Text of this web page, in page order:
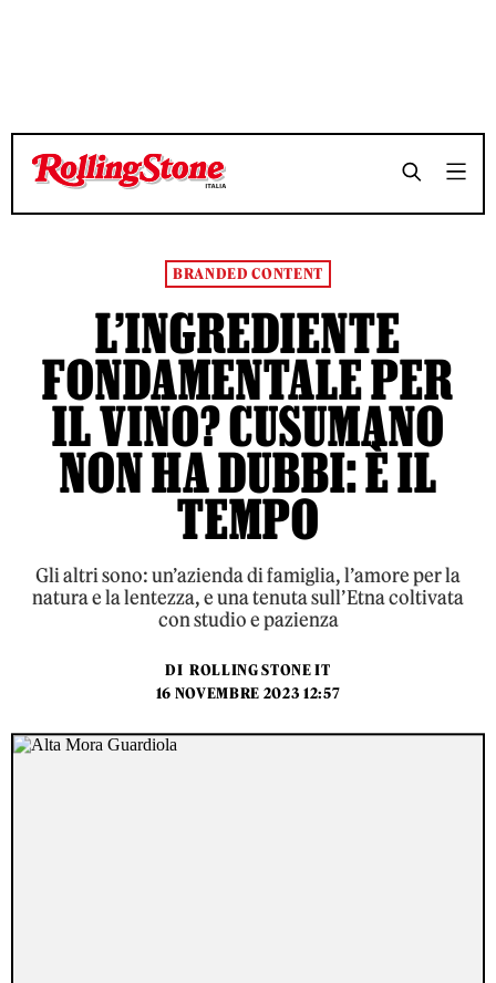
TEMPO DI LETTURA 5 MINUTI SHARE
TEMPO DI LETTURA 5 MINUTI SHARE
BRANDED CONTENT
L’INGREDIENTE
FONDAMENTALE PER
IL VINO? CUSUMANO
NON HA DUBBI: È IL
TEMPO
Gli altri sono: un’azienda di famiglia, l’amore per la
natura e la lentezza, e una tenuta sull’Etna coltivata
con studio e pazienza
DI ROLLING STONE IT
16 NOVEMBRE 2023 12:57